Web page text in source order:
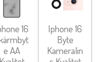
16
e AA
Iphone 16
Byte
Kameralin